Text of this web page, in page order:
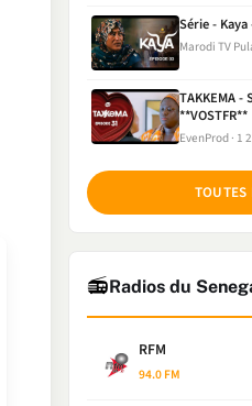
Série - Kaya
Marodi TV
TAKKEMA -
**VOSTFR**
EvenProd 1
TOUTES
📻Radios du
RFM
94.0 FM